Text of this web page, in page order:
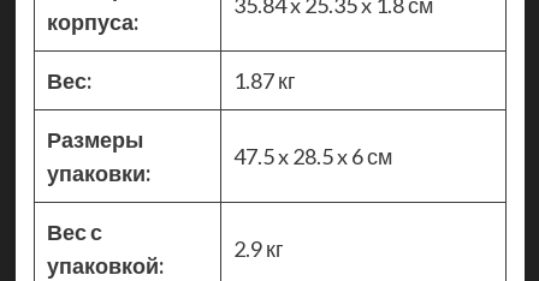
корпуса:
Вес: 1.87 кг
Размеры
упаковки:
47.5 x 28.5 x 6 см
Вес с
упаковкой:
2.9 кг